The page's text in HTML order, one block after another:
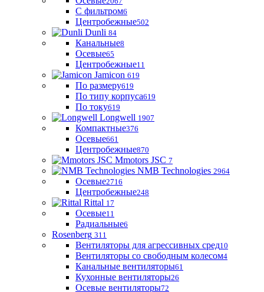
С фильтром6
Центробежные502
Dunli 84
Канальные8
Осевые65
Центробежные11
Jamicon 619
По размеру619
По типу корпуса619
По току619
Longwell 1907
Компактные376
Осевые661
Центробежные870
Mmotors JSC 7
NMB Technologies 2964
Осевые2716
Центробежные248
Rittal 17
Осевые11
Радиальные6
Rosenberg 311
Вентиляторы для агрессивных сред10
Вентиляторы со свободным колесом4
Канальные вентиляторы61
Кухонные вентиляторы26
Осевые вентиляторы72